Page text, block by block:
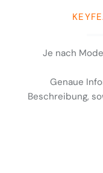
Je nach
Genaue
Beschreibung,